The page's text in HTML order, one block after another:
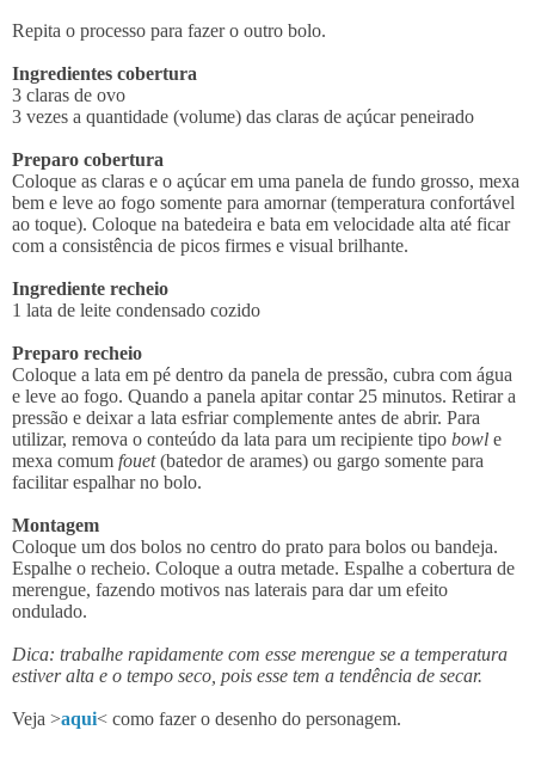
Repita o processo para fazer o outro bolo.
Ingredientes cobertura
3 claras de ovo
3 vezes a quantidade (volume) das claras de açúcar peneirado
Preparo cobertura
Coloque as claras e o açúcar em uma panela de fundo grosso, mexa
bem e leve ao fogo somente para amornar (temperatura confortável
ao toque). Coloque na batedeira e bata em velocidade alta até ficar
com a consistência de picos firmes e visual brilhante.
Ingrediente recheio
1 lata de leite condensado cozido
Preparo recheio
Coloque a lata em pé dentro da panela de pressão, cubra com água
e leve ao fogo. Quando a panela apitar contar 25 minutos. Retirar a
pressão e deixar a lata esfriar complemente antes de abrir. Para
utilizar, remova o conteúdo da lata para um recipiente tipo bowl e
mexa comum fouet(batedor de arames) ou gargo somente para
facilitar espalhar no bolo.
Montagem
Coloque um dos bolos no centro do prato para bolos ou bandeja.
Espalhe o recheio. Coloque a outra metade. Espalhe a cobertura de
merengue, fazendo motivos nas laterais para dar um efeito
ondulado.
Dica: trabalhe rapidamente com esse merengue se a temperatura
estiver alta e o tempo seco, pois esse tem a tendência de secar.
Veja >aqui< como fazer o desenho do personagem.